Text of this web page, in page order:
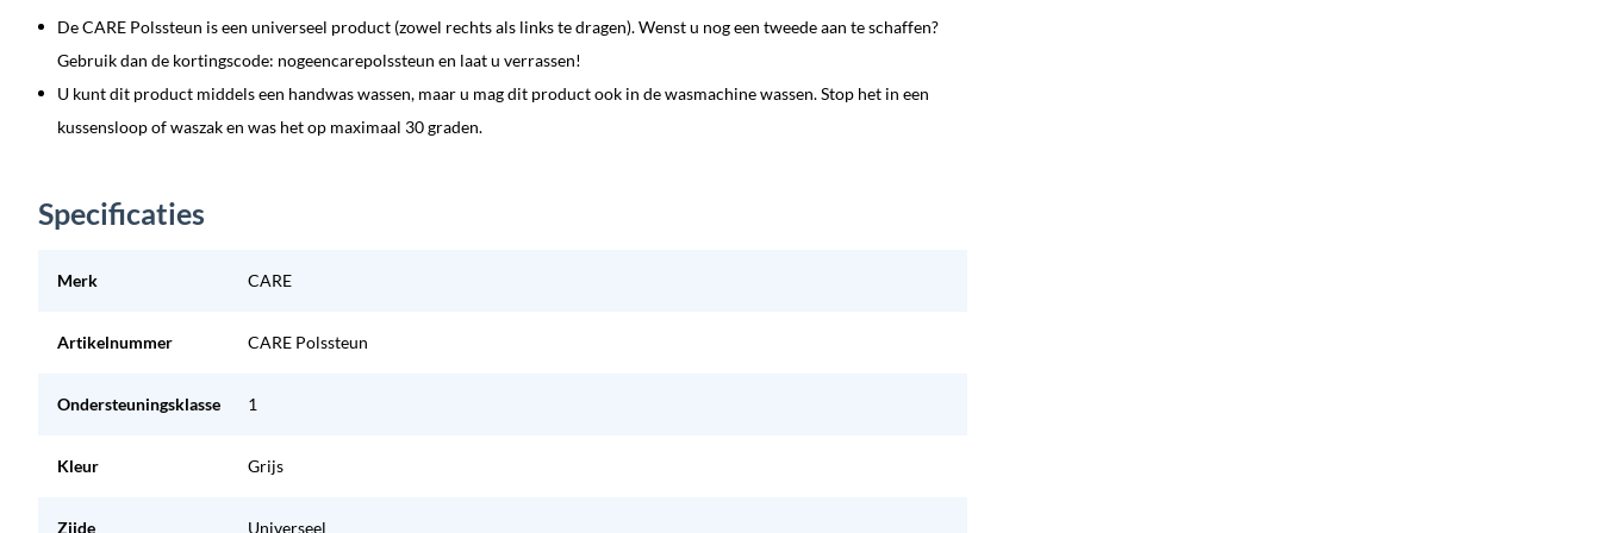
De CARE Polssteun is een universeel product (zowel rechts als links te dragen). Wenst u nog een tweede aan te schaffen?
Gebruik dan de kortingscode: nogeencarepolssteun en laat u verrassen!
U kunt dit product middels een handwas wassen, maar u mag dit product ook in de wasmachine wassen. Stop het in een
kussensloop of waszak en was het op maximaal 30 graden.
Specificaties
Merk CARE
Artikelnummer CARE Polssteun
Ondersteuningsklasse 1
Kleur Grijs
Zijde Universeel